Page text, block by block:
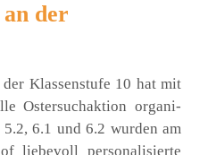
der
Klas­sen­stu­fe 10 hat mit
Oster­such­ak­ti­on orga­ni­
6.1 und 6.2 wur­den am
lie­be­voll per­so­na­li­sier­te